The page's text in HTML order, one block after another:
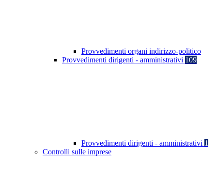
Provvedimenti organi indirizzo-politico
Provvedimenti dirigenti - amministrativi 109
Provvedimenti dirigenti - amministrativi 1
Controlli sulle imprese